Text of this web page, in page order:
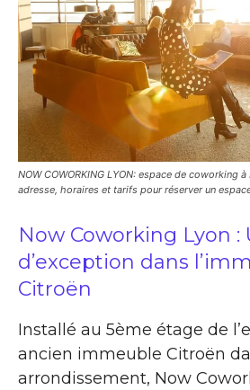
NOW COWORKING LYON: espace de coworking
adresse, horaires et tarifs pour réserver un
Now Coworking Lyon :
d’exception dans
Citroën
Installé au 5ème étage de
ancien immeuble Citroën
arrondissement, Now